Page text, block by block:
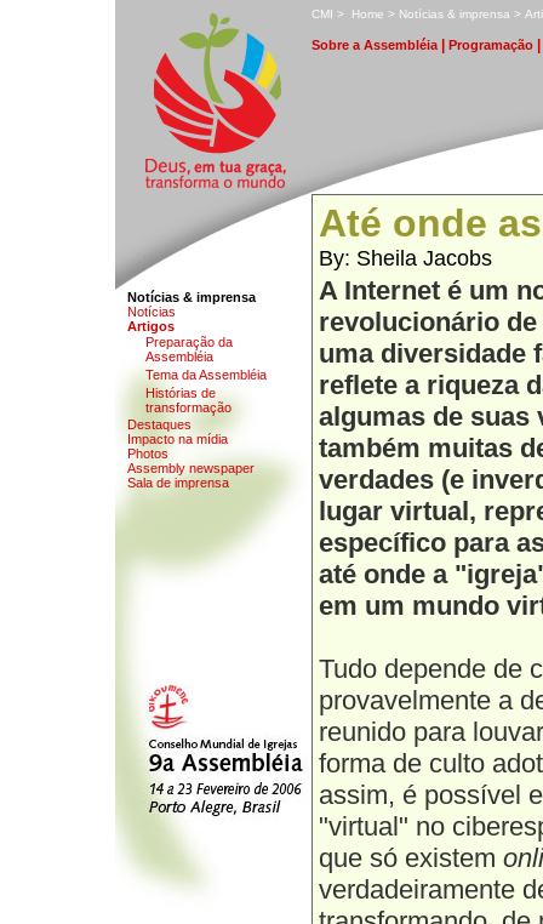
CMI > Home > Notícias & imprensa > A
Sobre a Assembléia| Programação
Notícias & imprensa
Notícias
Artigos
Preparação da
Assembléia
Tema da Assembléia
Histórias de
transformação
Destaques
Impacto na mídia
Photos
Assembly newspaper
Sala de imprensa
Até onde
By: Sheila Jacobs
A Internet é um
revolucionário
uma diversidade
reflete a riqueza
algumas de suas
também muitas
verdades (e
lugar virtual,
específico para
até onde a
em um mundo
Tudo depende de
provavelmente a
reunido para
forma de culto
assim, é possível
"virtual" no
que só existem
verdadeiramente